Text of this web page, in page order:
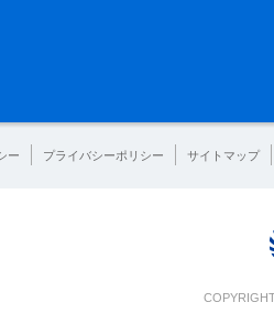
ー プライバシーポリシー サイトマップ